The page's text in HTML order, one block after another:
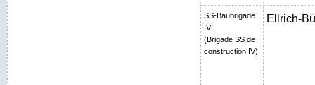
SS-Baubrigade
IV
(Brigade SS de
construction IV)
Ellrich-